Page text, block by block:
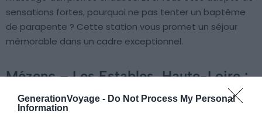
GenerationVoyage - Do Not Process My Personal
Information
sensations fortes, pourquoi ne pas tenter un baptême
de parapente ? Cette station vous promet un séjour
mémorable dans un cadre exceptionnel.
Mézenc – Les Estables, Haute-Loire :
conviviale